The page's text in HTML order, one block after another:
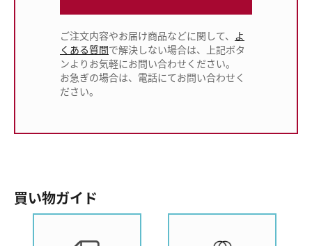
ご注文内容やお届け商品などに関して、 よ
くある質問で解決しない場合は、上記ボタ
ンよりお気軽にお問い合わせください。
お急ぎの場合は、電話にてお問い合わせく
ださい。
買い物ガイド